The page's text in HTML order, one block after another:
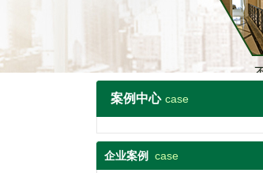
案例中心 case
企业案例 case